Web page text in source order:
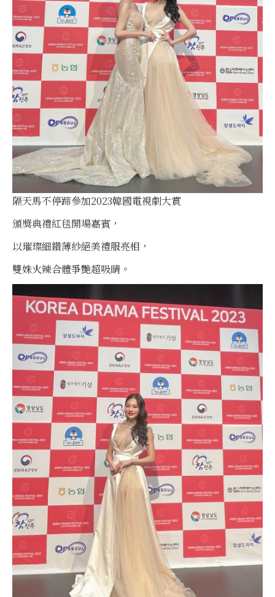
隔天馬不停蹄參加2023韓國電視劇大賞
頒獎典禮紅毯開場嘉賓，
以璀璨細鑽薄紗絕美禮服亮相，
雙姝火辣合體爭艷超吸睛。